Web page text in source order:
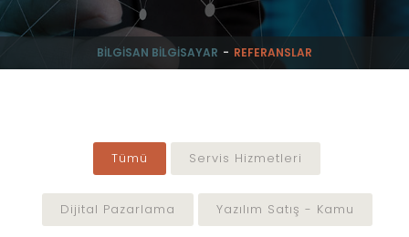
BILGISAN BILGISAYAR REFERANSLAR
Tümü Servis Hizmetleri
Dijital Pazarlama Yazılım Satış - Kamu